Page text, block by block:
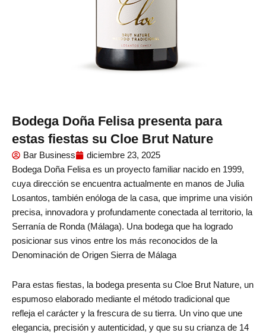
Bodega Doña Felisa presenta para
estas fiestas su Cloe Brut Nature
Bar Business
diciembre 23, 2025
Bodega Doña Felisa es un proyecto familiar nacido en 1999,
cuya dirección se encuentra actualmente en manos de Julia
Losantos, también enóloga de la casa, que imprime una visión
precisa, innovadora y profundamente conectada al territorio, la
Serranía de Ronda (Málaga). Una bodega que ha logrado
posicionar sus vinos entre los más reconocidos de la
Denominación de Origen Sierra de Málaga
Para estas fiestas, la bodega presenta su Cloe Brut Nature, un
espumoso elaborado mediante el método tradicional que
refleja el carácter y la frescura de su tierra. Un vino que une
elegancia, precisión y autenticidad, y que su su crianza de 14